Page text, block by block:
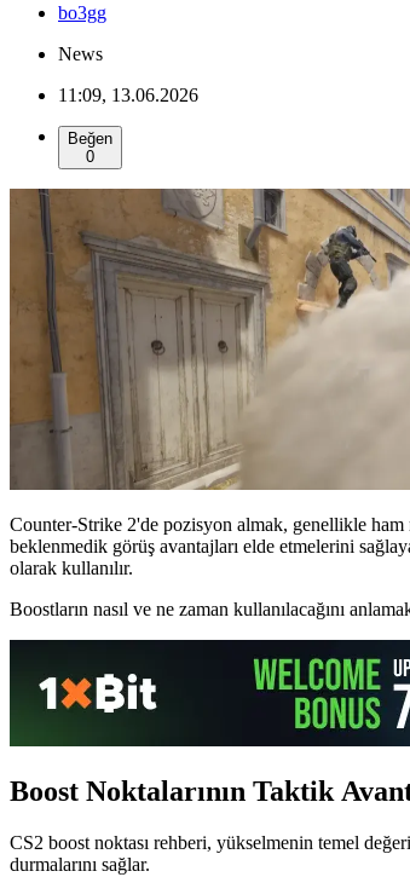
bo3gg
News
11:09, 13.06.2026
Beğen
0
Counter-Strike 2'de pozisyon almak, genellikle ham
beklenmedik görüş avantajları elde etmelerini
olarak kullanılır.
Boostların nasıl ve ne zaman kullanılacağını
Boost Noktalarının Taktik
CS2 boost noktası rehberi, yükselmenin temel
durmalarını sağlar.